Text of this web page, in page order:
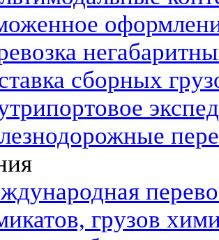
сборных
грузов